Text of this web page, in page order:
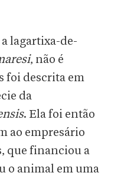
lagartixa-de-
, não é
foi descrita em
da
. Ela foi então
ao empresário
que financiou a
o animal em uma